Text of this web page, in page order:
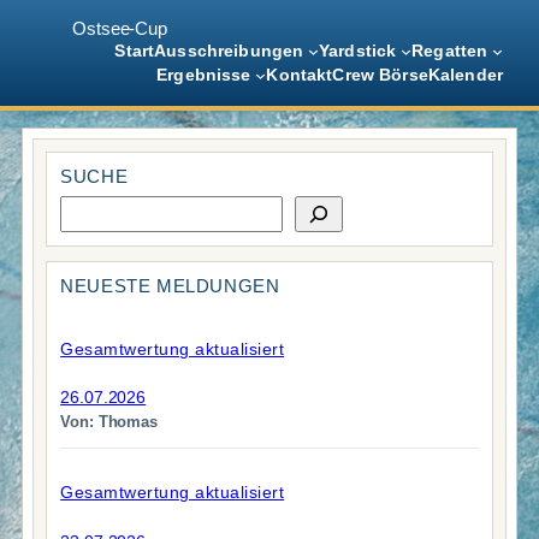
Zum
Inhalt
springen
Ostsee-Cup
StartAusschreibungen Yardstick
Regatten
Ergebnisse
KontaktCrew BörseKalender
SUCHE
u
c
h
NEUESTE MELDUNGEN
Gesamtwertung aktualisiert
26.07.2026
Von: Thomas
Gesamtwertung aktualisiert